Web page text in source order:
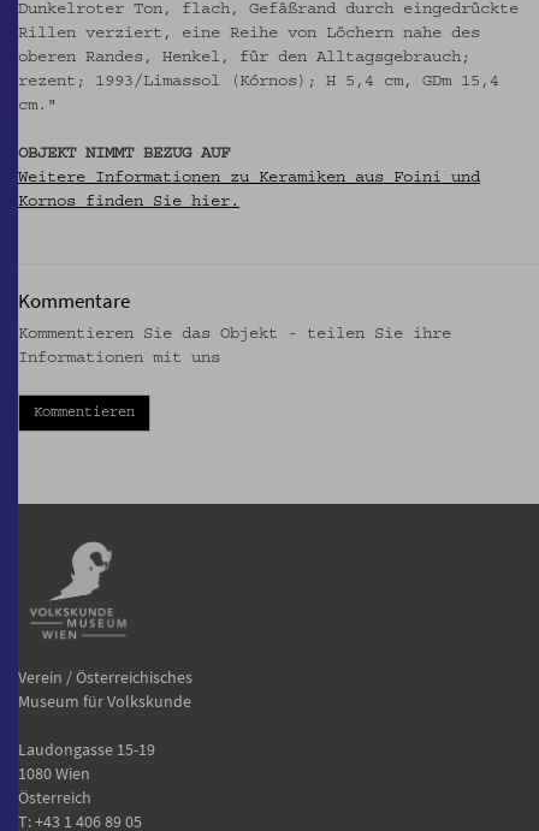
Dunkelroter Ton, flach, Gefäßrand durch eingedrückte
Rillen verziert, eine Reihe von Löchern nahe des
oberen Randes, Henkel, für den Alltagsgebrauch;
rezent; 1993/Limassol (Kórnos); H 5,4 cm, GDm 15,4
cm."
OBJEKT NIMMT BEZUG AUF
Weitere Informationen zu Keramiken aus Foini und
Kornos finden Sie hier.
Kommentare
Kommentieren Sie das Objekt - teilen Sie ihre
Informationen mit uns
Kommentieren
Verein / Österreichisches
Museum für Volkskunde
Laudongasse 15-19
1080 Wien
Österreich
T:+43 1 406 89 05